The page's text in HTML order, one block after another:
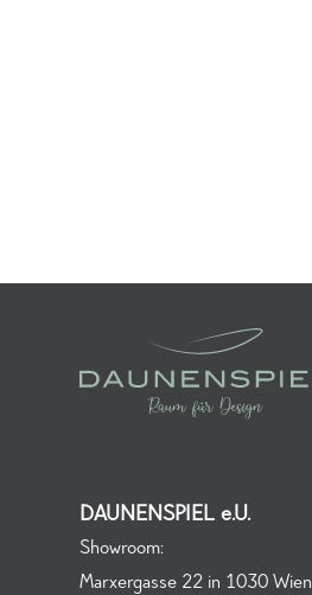
DAUNENSPIEL e.U.
Showroom:
Marxergasse 22 in 1030 Wien